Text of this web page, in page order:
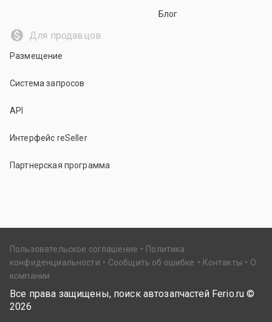
Блог
Для продавцов
Размещение
Система запросов
API
Интерфейс reSeller
Партнерская программа
Пользовательское соглашение
Политика
конфиденциальности
Сообщить об ошибке Контакты
О
компании
Все права защищены, поиск автозапчастей Ferio.ru ©
2026